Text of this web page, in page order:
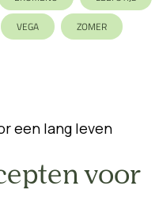
VEGA
ZOMER
voor